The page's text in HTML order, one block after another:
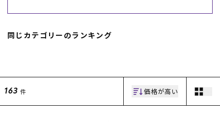
ブランド一覧
RIDE LIFE MAGAZINE一
ご利用ガイド
店頭受取サービス
同じカテゴリーのランキング
163 件 価格が高い